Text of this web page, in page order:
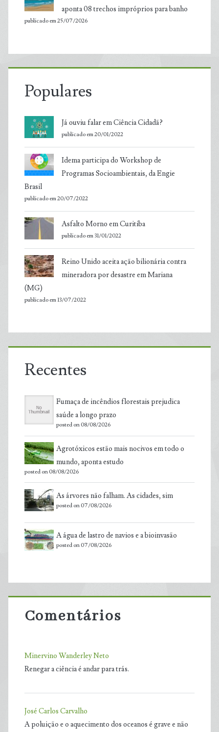
aponta 08 trechos impróprios para banho
publicado em 25/07/2026
Populares
Já ouviu falar em Ciência Cidadã?
publicado em 20/01/2022
Idema participa do Workshop de
Programas Socioambientais, da Engie
Brasil
publicado em 20/07/2022
Asfalto Morno em Curitiba
publicado em 31/01/2022
Reino Unido aceita ação bilionária contra
mineradora por desastre em Mariana
(MG)
publicado em 13/07/2022
Recentes
Fumaça de incêndios florestais prejudica
saúde a longo prazo
posted on 08/08/2026
Agrotóxicos estão mais nocivos em todo o
mundo, aponta estudo
posted on 08/08/2026
As árvores não falham. As cidades, sim
posted on 07/08/2026
A água de lastro de navios e a bioinvasão
posted on 07/08/2026
Comentários
Minervino Wanderley Neto
Renegar a ciência é andar para trás.
José Carlos Carvalho
A poluição e o aquecimento dos oceanos é grave e não